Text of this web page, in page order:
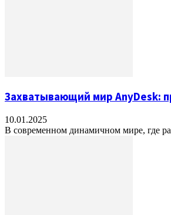
Захватывающий мир AnyDesk:
10.01.2025
В современном динамичном мире, где